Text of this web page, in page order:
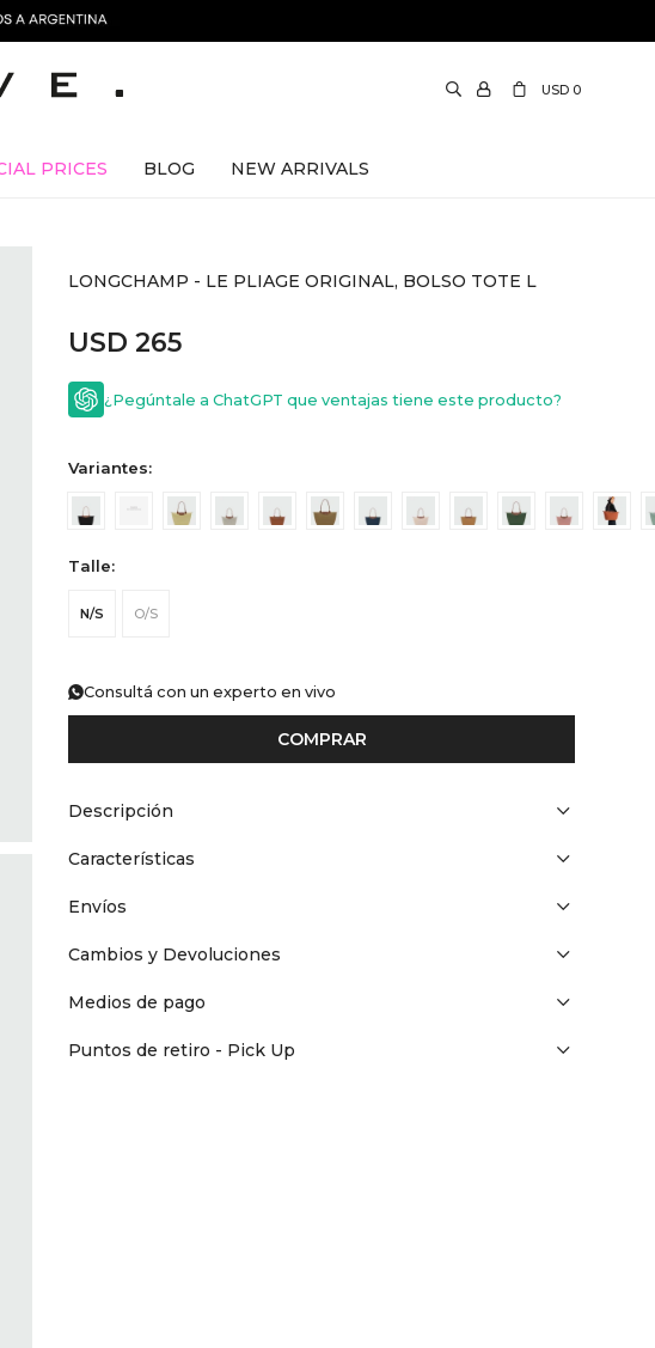
PRICES BLOG NEW ARRIVALS
USD 0
LONGCHAMP - LE PLIAGE ORIGINAL, BOLSO TOTE L
USD 265
¿Pegúntale a ChatGPT que ventajas tiene este producto?
Variantes:
Talle:
N/S O/S
Consultá con un experto en vivo
COMPRAR
Descripción
Características
Envíos
Cambios y Devoluciones
Medios de pago
Puntos de retiro - Pick Up